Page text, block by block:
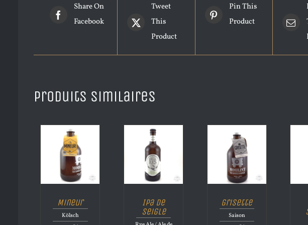
Share On
Facebook
Tweet
This
Product
Pin This
Product
Produits similaires
Mineur
Kölsch
Ipa de
Seigle
Grisette
Saison